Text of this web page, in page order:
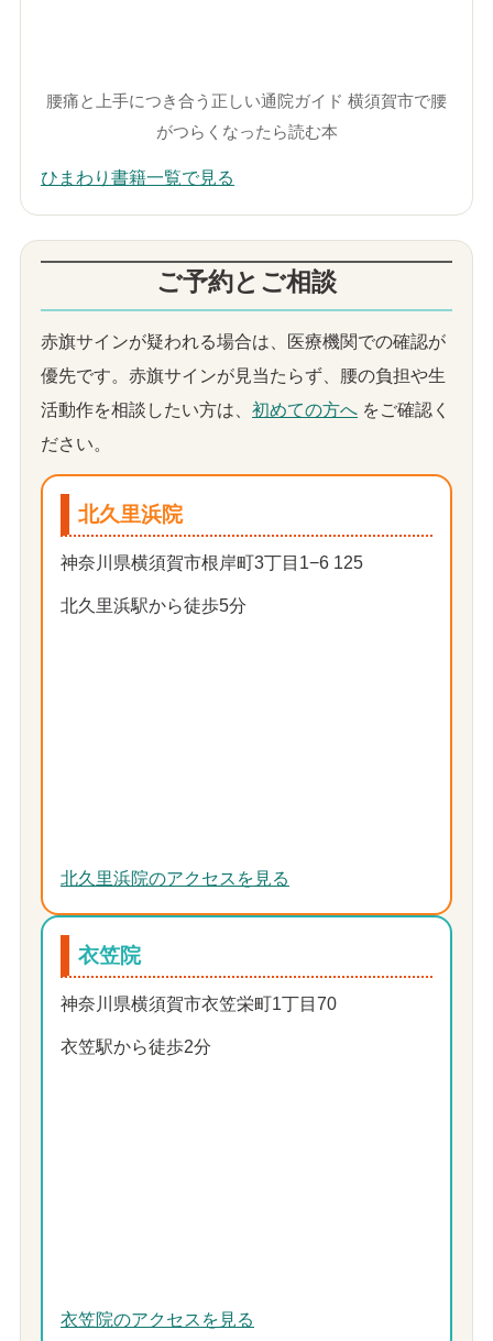
腰痛と上手につき合う正しい通院ガイド 横須賀市で腰
がつらくなったら読む本
ひまわり書籍一覧で見る
ご予約とご相談
赤旗サインが疑われる場合は、医療機関での確認が
優先です。赤旗サインが見当たらず、腰の負担や生
活動作を相談したい方は、 初めての方へ をご確認く
ださい。
北久里浜院
神奈川県横須賀市根岸町3丁目1−6 125
北久里浜駅から徒歩5分
北久里浜院のアクセスを見る
衣笠院
神奈川県横須賀市衣笠栄町1丁目70
衣笠駅から徒歩2分
衣笠院のアクセスを見る